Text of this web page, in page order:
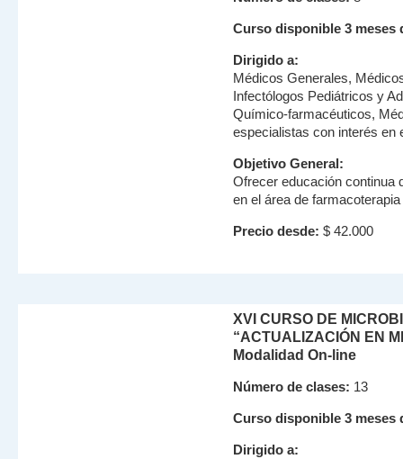
Curso disponible 3 meses
Dirigido a:
Médicos Generales,
Infectólogos Pediátricos y
Químico-farmacéuticos,
especialistas con interés en
Objetivo General:
Ofrecer educación continua
en el área de
Precio desde: $ 42.000
XVI CURSO DE
“ACTUALIZACIÓN EN
Modalidad On-line
Número de clases: 13
Curso disponible 3 meses
Dirigido a: